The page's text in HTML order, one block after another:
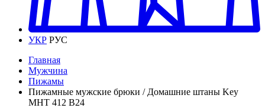
УКР РУС
Главная
Мужчина
Пижамы
Пижамные мужские брюки / Домашние штаны Key
MHT 412 B24